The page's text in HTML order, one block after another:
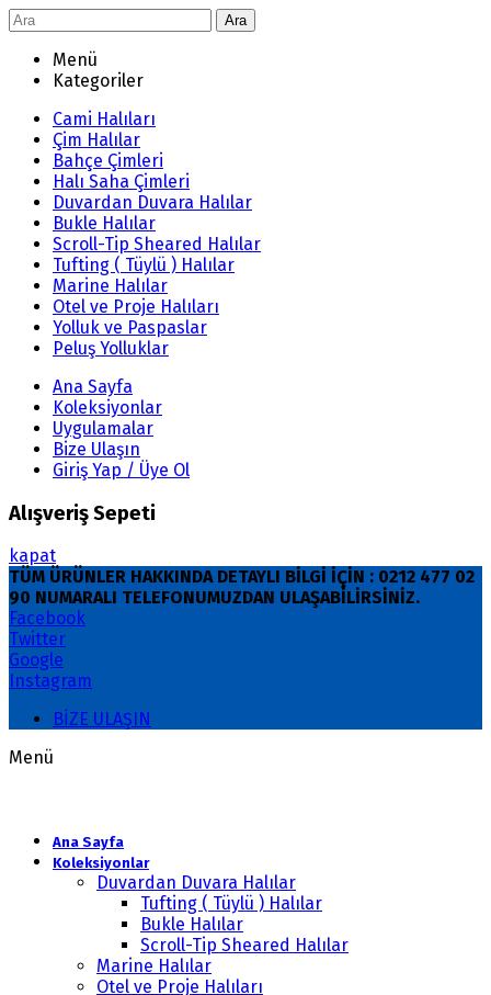
Ara
Menü
Kategoriler
Cami Halıları
Çim Halılar
Bahçe Çimleri
Halı Saha Çimleri
Duvardan Duvara Halılar
Bukle Halılar
Scroll-Tip Sheared Halılar
Tufting ( Tüylü ) Halılar
Marine Halılar
Otel ve Proje Halıları
Yolluk ve Paspaslar
Peluş Yolluklar
Ana Sayfa
Koleksiyonlar
Uygulamalar
Bize Ulaşın
Giriş Yap / Üye Ol
Alışveriş Sepeti
kapat
TÜM ÜRÜNLER HAKKINDA DETAYLI BİLGİ İÇİN : 0212 477 02
90 NUMARALI TELEFONUMUZDAN ULAŞABİLİRSİNİZ.
Facebook
Twitter
Google
Instagram
BİZE ULAŞIN
Menü
Ana Sayfa
Koleksiyonlar
Duvardan Duvara Halılar
Tufting ( Tüylü ) Halılar
Bukle Halılar
Scroll-Tip Sheared Halılar
Marine Halılar
Otel ve Proje Halıları